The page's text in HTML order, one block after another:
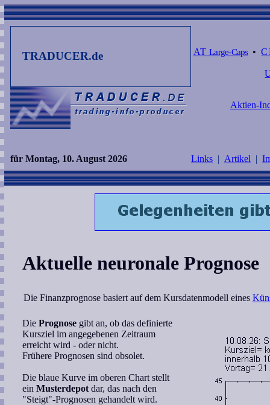
TRADUCER.de AT Large-Caps•
Aktien-
für Montag, 10. August 2026 Links | Artikel |
Aktuelle neuronale Prognose
Die Finanzprognose basiert auf dem Kursdatenmodell eines
Die Prognosegibt an, ob das definierte
Kursziel im angegebenen Zeitraum
erreicht wird - oder nicht.
Frühere Prognosen sind obsolet.
Die blaue Kurve im oberen Chart stellt
ein Musterdepotdar, das nach den
"Steigt"-Prognosen gehandelt wird.